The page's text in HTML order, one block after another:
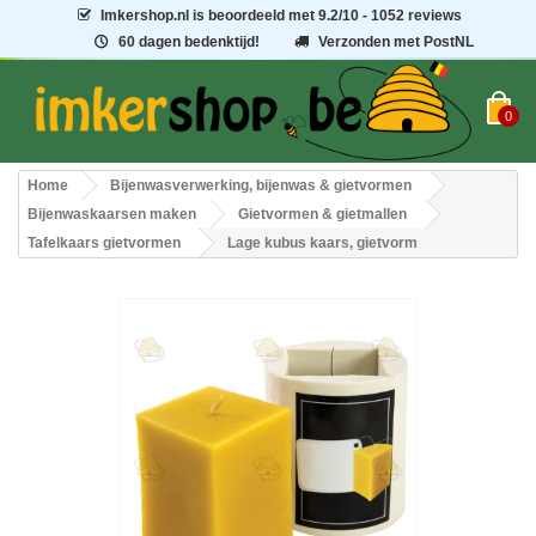
Imkershop.nl is beoordeeld met9.2/10 - 1052 reviews
60 dagen bedenktijd!
Verzonden met PostNL
0
Home
Bijenwasverwerking, bijenwas & gietvormen
Bijenwaskaarsen maken
Gietvormen & gietmallen
Tafelkaars gietvormen
Lage kubus kaars, gietvorm